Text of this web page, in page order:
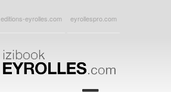
editions-eyrolles.com eyrollespro.com